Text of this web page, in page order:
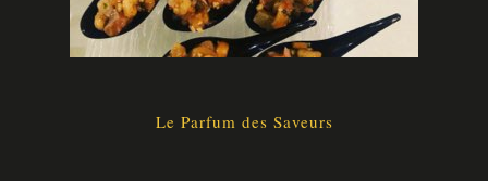
Le Parfum des Saveurs